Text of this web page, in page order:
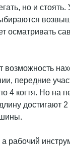
но и
осматривать
передние
4 когтя. Но на
достигают 2
рабочий